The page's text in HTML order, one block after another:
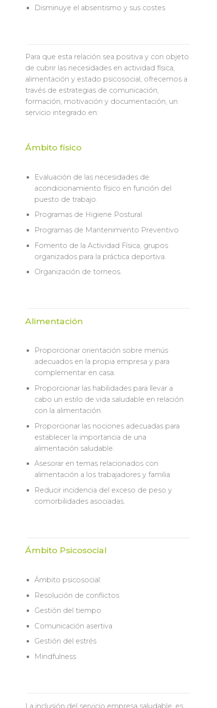
Disminuye el absentismo y sus costes
Para que esta relación sea positiva y con objeto
de cubrir las necesidades en actividad física,
alimentación y estado psicosocial, ofrecemos a
través de estrategias de comunicación,
formación, motivación y documentación, un
servicio integrado en:
Ámbito físico
Evaluación de las necesidades de
acondicionamiento físico en función del
puesto de trabajo.
Programas de Higiene Postural.
Programas de Mantenimiento Preventivo
Fomento de la Actividad Física, grupos
organizados para la práctica deportiva.
Organización de torneos.
Alimentación
Proporcionar orientación sobre menús
adecuados en la propia empresa y para
complementar en casa.
Proporcionar las habilidades para llevar a
cabo un estilo de vida saludable en relación
con la alimentación.
Proporcionar las nociones adecuadas para
establecer la importancia de una
alimentación saludable.
Asesorar en temas relacionados con
alimentación a los trabajadores y familia.
Reducir incidencia del exceso de peso y
comorbilidades asociadas.
Ámbito Psicosocial
Ámbito psicosocial:
Resolución de conflictos
Gestión del tiempo
Comunicación asertiva
Gestión del estrés
Mindfulness
La inclusión del servicio empresa saludable, es